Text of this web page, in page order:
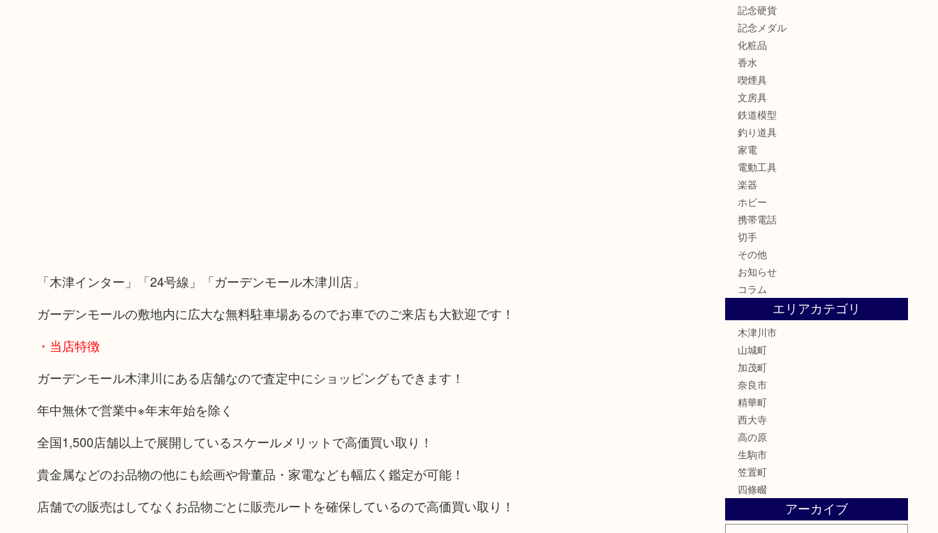
「木津インター」「24号線」「ガーデンモール木津川店」
ガーデンモールの敷地内に広大な無料駐車場あるのでお車でのご来店も大歓迎です！
・当店特徴
ガーデンモール木津川にある店舗なので査定中にショッピングもできます！
年中無休で営業中※年末年始を除く
全国1,500店舗以上で展開しているスケールメリットで高価買い取り！
貴金属などのお品物の他にも絵画や骨董品・家電なども幅広く鑑定が可能！
店舗での販売はしてなくお品物ごとに販売ルートを確保しているので高価買い取り！
記念硬貨
記念メダル
化粧品
香水
喫煙具
文房具
鉄道模型
釣り道具
家電
電動工具
楽器
ホビー
携帯電話
切手
その他
お知らせ
コラム
エリアカテゴリ
木津川市
山城町
加茂町
奈良市
精華町
西大寺
高の原
生駒市
笠置町
四條畷
アーカイブ